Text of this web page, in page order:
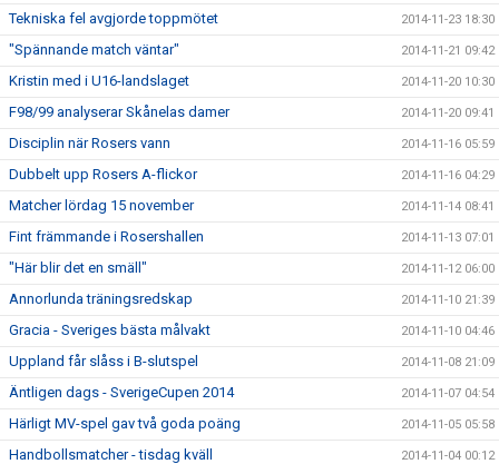
Tekniska fel avgjorde toppmötet 2014-11-23 18:30
"Spännande match väntar" 2014-11-21 09:42
Kristin med i U16-landslaget 2014-11-20 10:30
F98/99 analyserar Skånelas damer 2014-11-20 09:41
Disciplin när Rosers vann 2014-11-16 05:59
Dubbelt upp Rosers A-flickor 2014-11-16 04:29
Matcher lördag 15 november 2014-11-14 08:41
Fint främmande i Rosershallen 2014-11-13 07:01
"Här blir det en smäll" 2014-11-12 06:00
Annorlunda träningsredskap 2014-11-10 21:39
Gracia - Sveriges bästa målvakt 2014-11-10 04:46
Uppland får slåss i B-slutspel 2014-11-08 21:09
Äntligen dags - SverigeCupen 2014 2014-11-07 04:54
Härligt MV-spel gav två goda poäng 2014-11-05 05:58
Handbollsmatcher - tisdag kväll 2014-11-04 00:12